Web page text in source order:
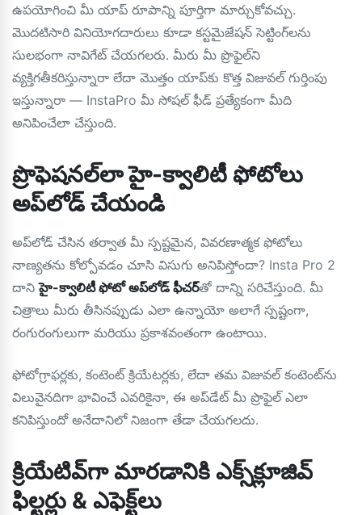
ఉపయోగించి మీ యాప్ రూపాన్ని పూర్తిగా మార్చుకోవచ్చు.
మొదటిసారి వినియోగదారులు కూడా కస్టమైజేషన్ సెట్టింగ్‌లను
సులభంగా నావిగేట్ చేయగలరు. మీరు మీ ప్రొఫైల్‌ని
వ్యక్తిగతీకరిస్తున్నారా లేదా మొత్తం యాప్‌కు కొత్త విజువల్ గుర్తింపు
ఇస్తున్నారా — InstaPro మీ సోషల్ ఫీడ్ ప్రత్యేకంగా మీది
అనిపించేలా చేస్తుంది.
ప్రొఫెషనల్‌లా హై-క్వాలిటీ ఫోటోలు
అప్‌లోడ్ చేయండి
అప్‌లోడ్ చేసిన తర్వాత మీ స్పష్టమైన, వివరణాత్మక ఫోటోలు
నాణ్యతను కోల్పోవడం చూసి విసుగు అనిపిస్తోందా? Insta Pro 2
దానిహై-క్వాలిటీ ఫోటో అప్‌లోడ్ ఫీచర్తో దాన్ని సరిచేస్తుంది. మీ
చిత్రాలు మీరు తీసినప్పుడు ఎలా ఉన్నాయో అలాగే స్పష్టంగా,
రంగురంగులుగా మరియు ప్రకాశవంతంగా ఉంటాయి.
ఫోటోగ్రాఫర్లకు, కంటెంట్ క్రియేటర్లకు, లేదా తమ విజువల్ కంటెంట్‌ను
విలువైనదిగా భావించే ఎవరికైనా, ఈ అప్‌డేట్ మీ ప్రొఫైల్ ఎలా
కనిపిస్తుందో అనేదానిలో నిజంగా తేడా చేయగలదు.
క్రియేటివ్‌గా మారడానికి ఎక్స్‌క్లూజివ్
ఫిల్టర్లు & ఎఫెక్ట్‌లు